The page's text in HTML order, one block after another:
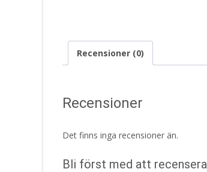
Recensioner (0)
Recensioner
Det finns inga recensioner än.
Bli först med att